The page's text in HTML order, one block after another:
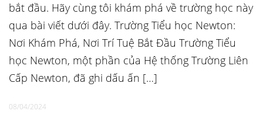
bắt đầu. Hãy cùng tôi khám phá về trường học này
qua bài viết dưới đây. Trường Tiểu học Newton:
Nơi Khám Phá, Nơi Trí Tuệ Bắt Đầu Trường Tiểu
học Newton, một phần của Hệ thống Trường Liên
Cấp Newton, đã ghi dấu ấn […]
08/04/2024